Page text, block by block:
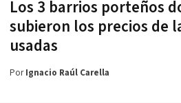
Los 3 barrios porteños
subieron los precios de
usadas
PorIgnacio Raúl Carella